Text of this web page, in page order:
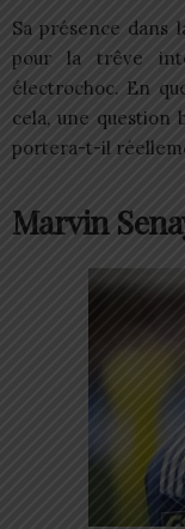
Sa présence dans
pour la trêve
électrochoc. En
cela, une question
portera-t-il
Marvin